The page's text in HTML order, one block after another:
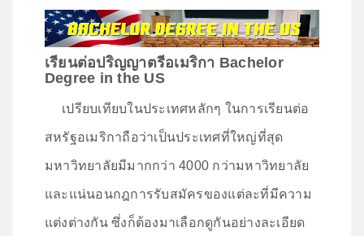
เรียนต่อปริญญาตรีอเมริกา Bachelor
Degree in the US
เปรียบเทียบในประเทศหลักๆ ในการเรียนต่อ
สหรัฐอเมริกาถือว่าเป็นประเทศที่ใหญ่ที่สุด
มหาวิทยาลัยมีมากกว่า 4000 กว่ามหาวิทยาลัย
และแน่นอนกฎการรับสมัครของแต่ละที่มีความ
แต่งต่างกัน ซึ่งก็ต้องมาเลือกดูกันอย่างละเอียด